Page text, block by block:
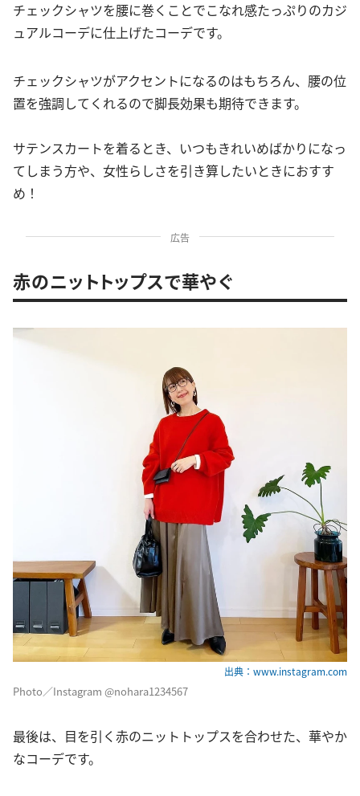
チェックシャツを腰に巻くことでこなれ感たっぷりのカジ
ュアルコーデに仕上げたコーデです。
チェックシャツがアクセントになるのはもちろん、腰の位
置を強調してくれるので脚長効果も期待できます。
サテンスカートを着るとき、いつもきれいめばかりになっ
てしまう方や、女性らしさを引き算したいときにおすす
め！
広告
赤のニットトップスで華やぐ
出典：www.instagram.com
Photo／Instagram @nohara1234567
最後は、目を引く赤のニットトップスを合わせた、華やか
なコーデです。